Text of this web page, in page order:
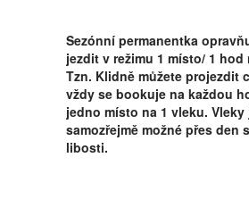
Sezónní permanentka
jezdit v režimu 1 místo/ 1 hod
Tzn. Klidně můžete projezdit
vždy se bookuje na každou
jedno místo na 1 vleku. Vleky
samozřejmě možné přes den
libosti.